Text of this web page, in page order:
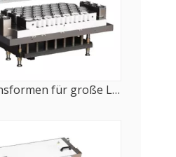
Extrusionsformen für große Lebensmitteltabletts (101–300 mm)